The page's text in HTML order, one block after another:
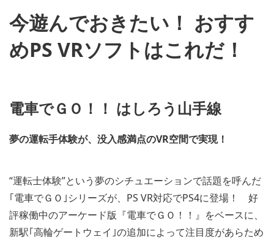
今遊んでおきたい！ おすす
めPS VRソフトはこれだ！
電車でＧＯ！！ はしろう山手線
夢の運転手体験が、没入感満点のVR空間で実現！
“運転士体験”という夢のシチュエーションで話題を呼んだ
｢電車でＧＯ｣シリーズが、PS VR対応でPS4に登場！ 好
評稼働中のアーケード版『電車でＧＯ！！』をベースに、
新駅｢高輪ゲートウェイ｣の追加によって注目度があらため